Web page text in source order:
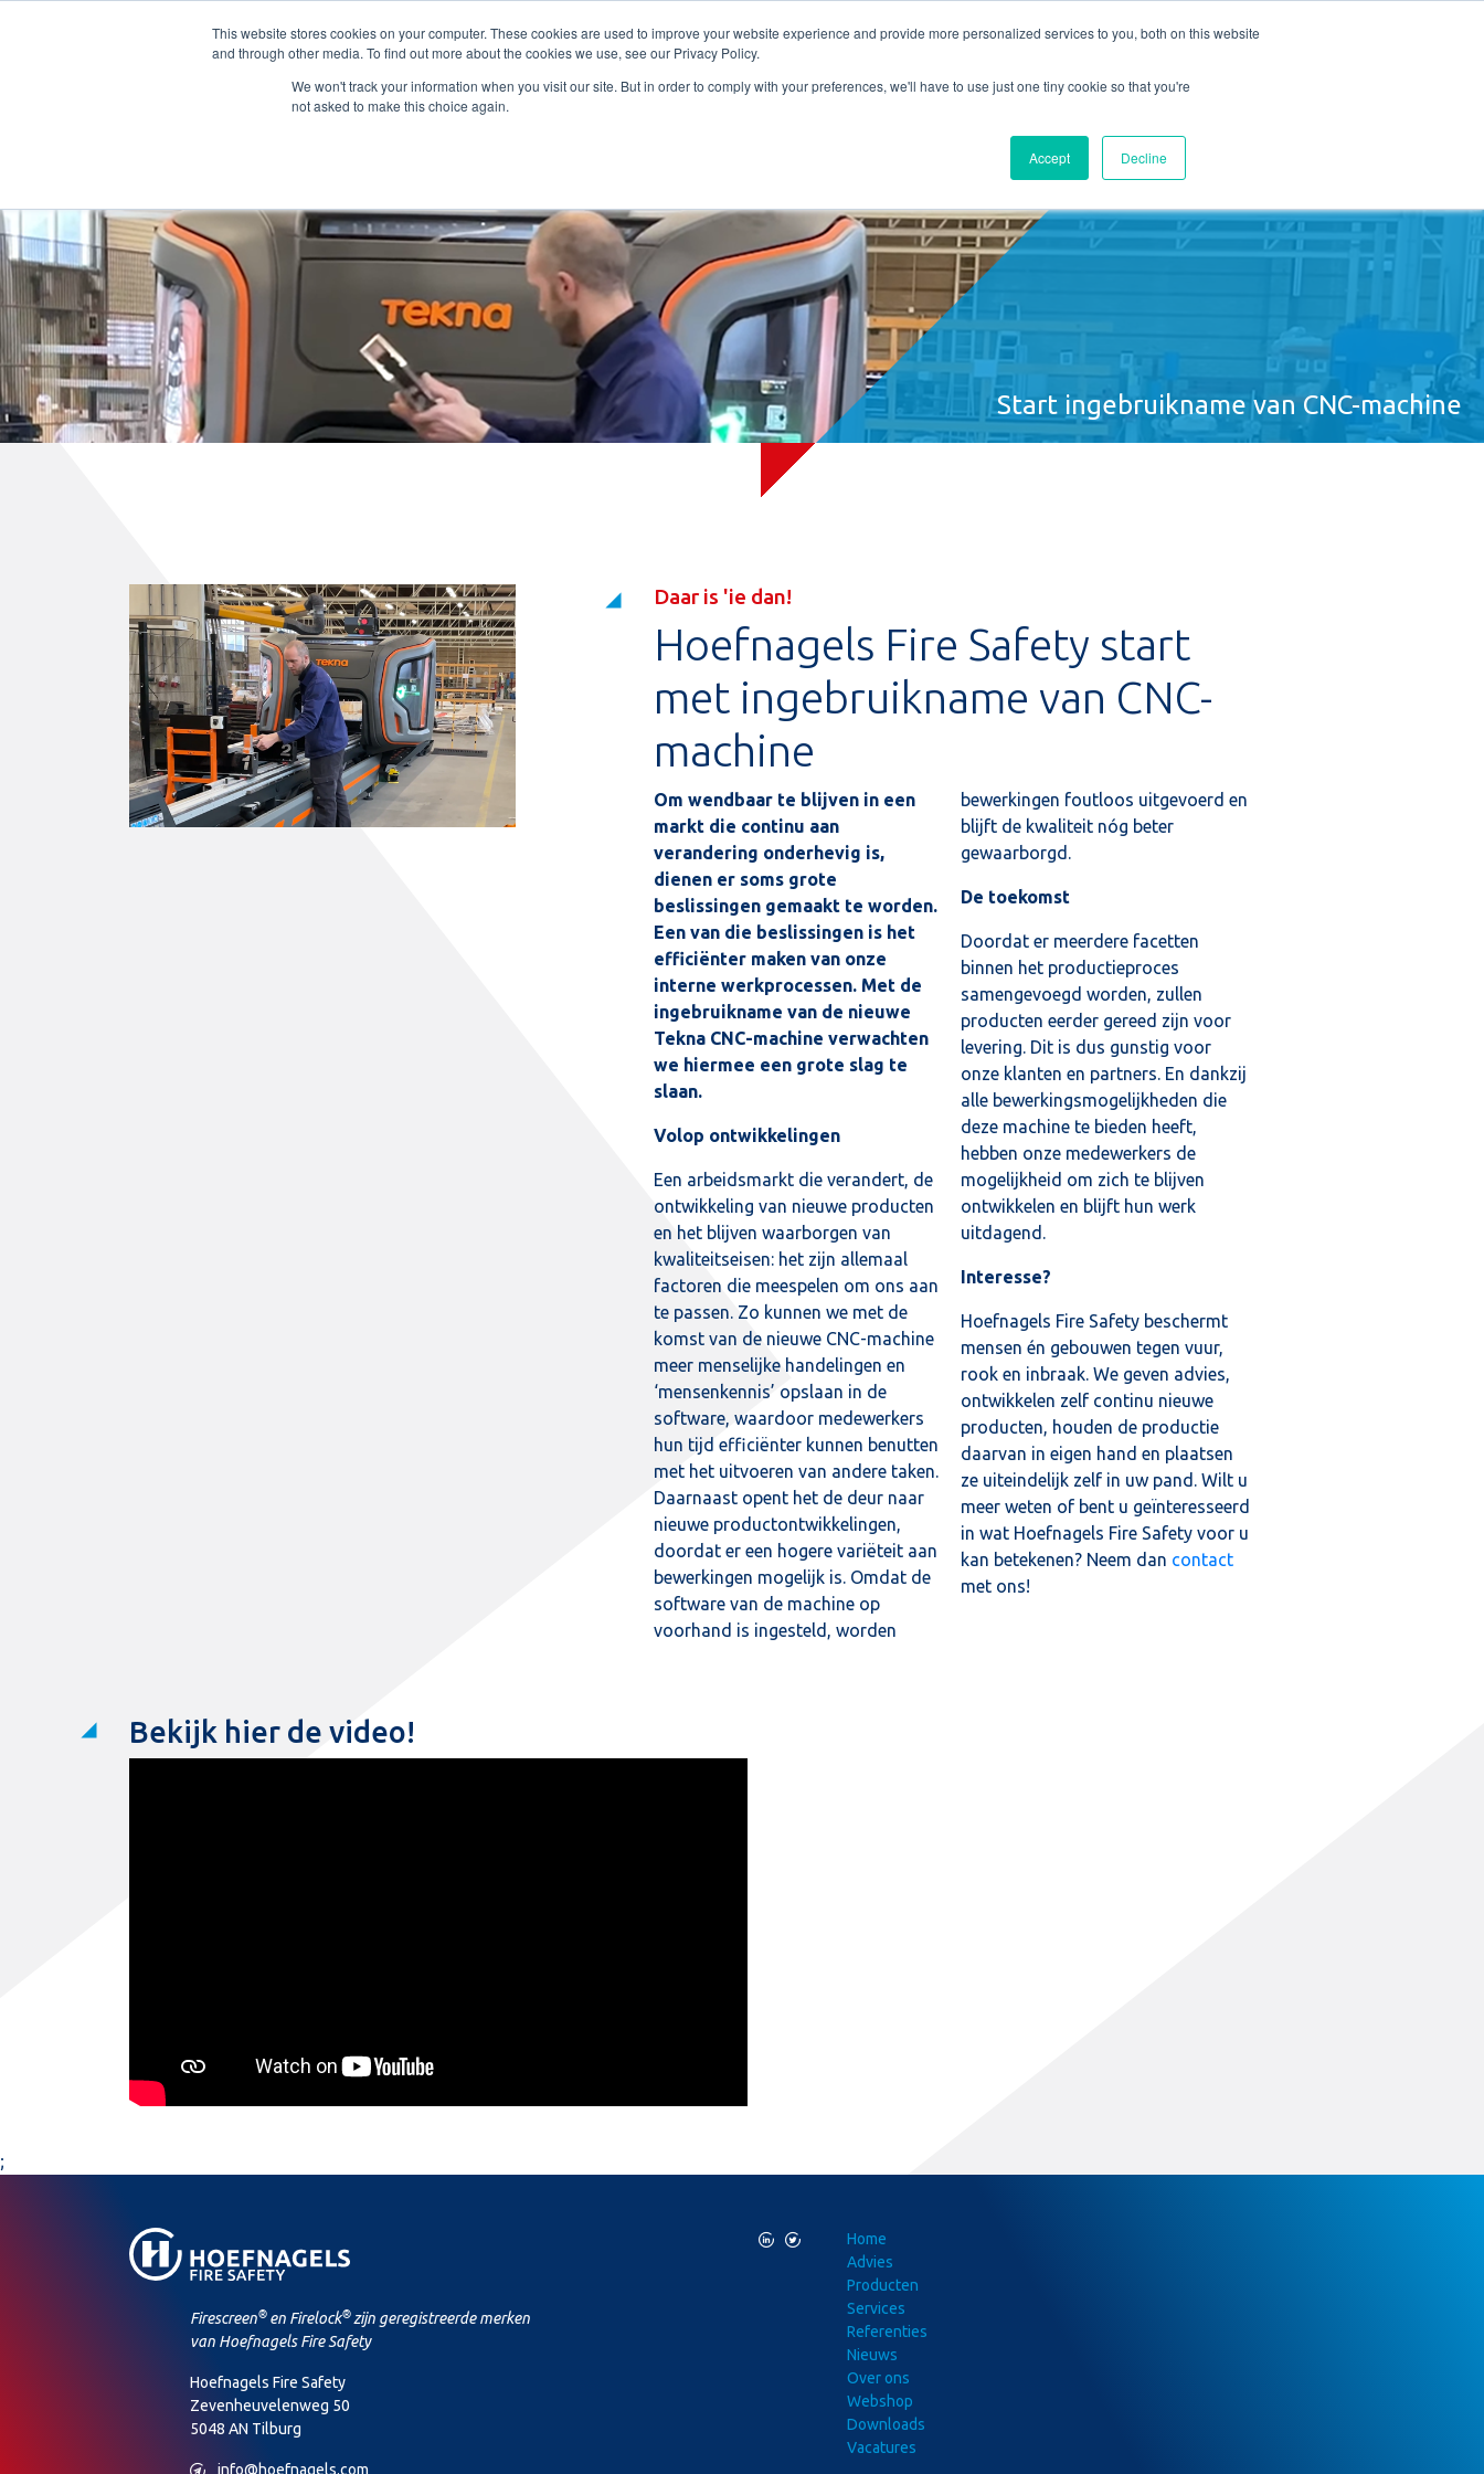
This website stores cookies on your computer. These cookies are used to improve your website experience and provide more personalized services to you, both on this website
and through other media. To find out more about the cookies we use, see our Privacy Policy.
We won't track your information when you visit our site. But in order to comply with your preferences, we'll have to use just one tiny cookie so that you're
not asked to make this choice again.
Accept Decline
ADVIES PRODUCTEN SERVICES REFERENTIES OVER ONS CONTACT VACATURES
Start ingebruikname van CNC-machine
Daar is 'ie dan!
Hoefnagels Fire Safety start
met ingebruikname van CNC-
machine
Om wendbaar te blijven in een
markt die continu aan
verandering onderhevig is,
dienen er soms grote
beslissingen gemaakt te worden.
Een van die beslissingen is het
efficiënter maken van onze
interne werkprocessen. Met de
ingebruikname van de nieuwe
Tekna CNC-machine verwachten
we hiermee een grote slag te
slaan.
Volop ontwikkelingen
Een arbeidsmarkt die verandert, de
ontwikkeling van nieuwe producten
en het blijven waarborgen van
kwaliteitseisen: het zijn allemaal
factoren die meespelen om ons aan
te passen. Zo kunnen we met de
komst van de nieuwe CNC-machine
meer menselijke handelingen en
‘mensenkennis’ opslaan in de
software, waardoor medewerkers
hun tijd efficiënter kunnen benutten
met het uitvoeren van andere taken.
Daarnaast opent het de deur naar
nieuwe productontwikkelingen,
doordat er een hogere variëteit aan
bewerkingen mogelijk is. Omdat de
software van de machine op
voorhand is ingesteld, worden
bewerkingen foutloos uitgevoerd en
blijft de kwaliteit nóg beter
gewaarborgd.
De toekomst
Doordat er meerdere facetten
binnen het productieproces
samengevoegd worden, zullen
producten eerder gereed zijn voor
levering. Dit is dus gunstig voor
onze klanten en partners. En dankzij
alle bewerkingsmogelijkheden die
deze machine te bieden heeft,
hebben onze medewerkers de
mogelijkheid om zich te blijven
ontwikkelen en blijft hun werk
uitdagend.
Interesse?
Hoefnagels Fire Safety beschermt
mensen én gebouwen tegen vuur,
rook en inbraak. We geven advies,
ontwikkelen zelf continu nieuwe
producten, houden de productie
daarvan in eigen hand en plaatsen
ze uiteindelijk zelf in uw pand. Wilt u
meer weten of bent u geïnteresseerd
in wat Hoefnagels Fire Safety voor u
kan betekenen? Neem dan contact
met ons!
Bekijk hier de video!
;
Firescreen® en Firelock® zijn geregistreerde merken
van Hoefnagels Fire Safety
Hoefnagels Fire Safety
Zevenheuvelenweg 50
5048 AN Tilburg
M info@hoefnagels.com
L T
Home
Advies
Producten
Services
Referenties
Nieuws
Over ons
Webshop
Downloads
Vacatures